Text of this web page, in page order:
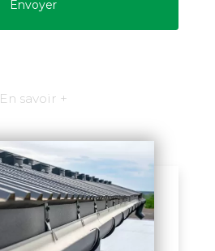
En savoir +